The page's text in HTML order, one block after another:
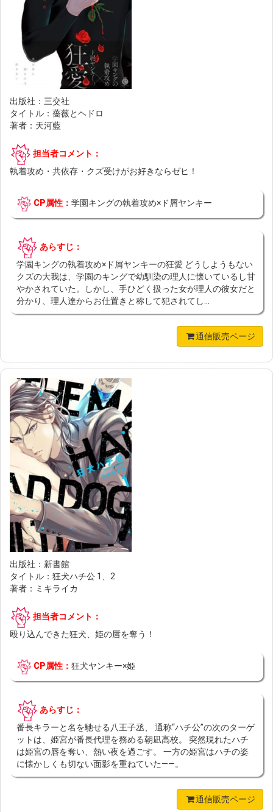
出版社：三交社
タイトル：薔薇とヘドロ
著者：天河藍
担当者コメント：
執着攻め・共依存・クズ受けがお好きならゼヒ！
CP属性： 学園キングの執着攻め×ド屑ヤンキー
あらすじ：
学園キングの執着攻め×ド屑ヤンキーの狂愛 どうしようもない
クズの大我は、学園のキングで幼馴染の理人に懐いているし甘
やかされていた。しかし、手ひどく扱った女が理人の彼女だと
分かり、理人達からお仕置きと称して犯されてし...
通信販売ページ
出版社：新書館
タイトル：狂犬ハチ公 1、2
著者：ミキライカ
担当者コメント：
殴り込んできた狂犬、姫の唇を奪う！
CP属性： 狂犬ヤンキー×姫
あらすじ：
番長キラーと名を馳せる八王子丞、 通称“ハチ公”の次のターゲ
ットは、姫宮が番長代理を務める朝凪高校。 突然現れたハチ
は姫宮の唇を奪い、熱い夜を過ごす。 一方の姫宮はハチの姿
に懐かしくも切ない面影を重ねていた――。
通信販売ページ